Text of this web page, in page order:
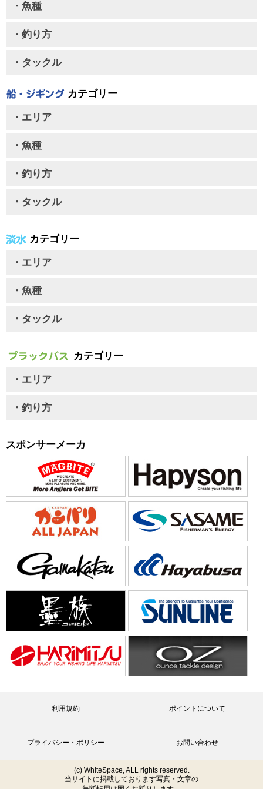
・魚種
・釣り方
・タックル
カテゴリー
・エリア
・魚種
・釣り方
・タックル
カテゴリー
・エリア
・魚種
・タックル
カテゴリー
・エリア
・釣り方
スポンサーメーカ
利用規約 ポイントについて
プライバシー・ポリシー お問い合わせ
(c) WhiteSpace, ALL rights reserved.
当サイトに掲載しております写真・文章の